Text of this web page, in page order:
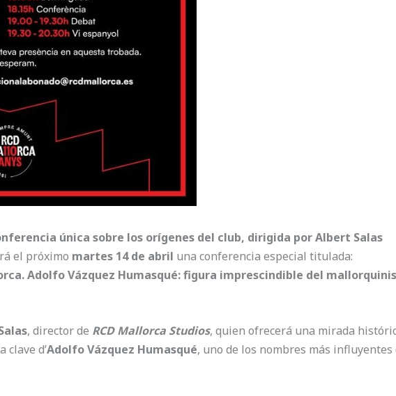
única sobre los orígenes del club, dirigida por Albert Salas
el próximo martes 14 de abril una conferencia especial titulada:
Adolfo Vázquez Humasqué: figura imprescindible del
, director de RCD Mallorca Studios, quien ofrecerá una mirada
clave d’Adolfo Vázquez Humasqué, uno de los nombres más